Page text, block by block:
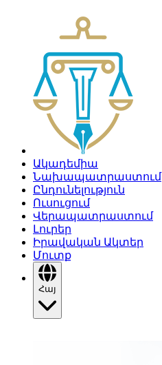
Ակադեմիա
Նախապատրաստում
Ընդունելություն
Ուսուցում
Վերապատրաստում
Լուրեր
Իրավական Ակտեր
Մուտք
Հայ